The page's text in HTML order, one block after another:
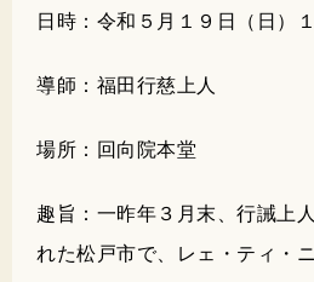
日時：令和５月１９日（日）
導師：福田行慈上人
場所：回向院本堂
趣旨：一昨年３月末、行誡上
れた松戸市で、レェ・ティ・